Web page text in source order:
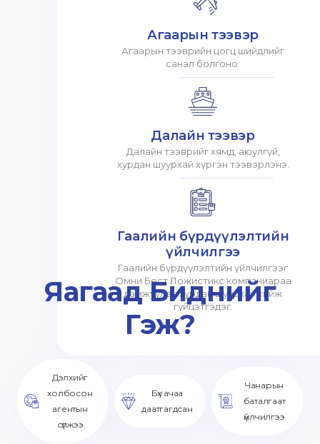
Агаарын тээвэр
Агаарын тээврийн цогц шийдлийг
санал болгоно.
Далайн тээвэр
Далайн тээврийг хямд, аюулгүй,
хурдан шуурхай хүргэн тээвэрлэнэ.
Гаалийн бүрдүүлэлтийн
үйлчилгээ
Гаалийн бүрдүүлэлтийн үйлчилгээг
Омни Бест Ложистикс компаниараа
дамжуулан хурдан шуурхай хийж
гүйцэтгэдэг.
Яагаад Биднийг
Гэж?
Дэлхийг
холбосон
агентын
сүлжээ
Бүх ачаа
даатгагдсан
Чанарын
баталгаат
үйлчилгээ